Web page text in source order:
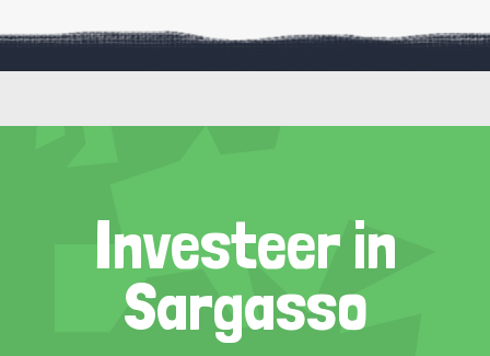
Investeer in
Sargasso